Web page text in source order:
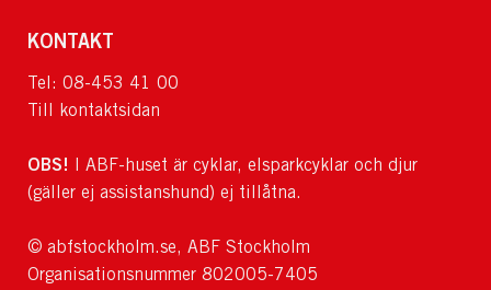
KONTAKT
Tel: 08-453 41 00
Till kontaktsidan
OBS! I ABF-huset är cyklar, elsparkcyklar och djur
(gäller ej assistanshund) ej tillåtna.
© abfstockholm.se, ABF Stockholm
Organisationsnummer 802005-7405